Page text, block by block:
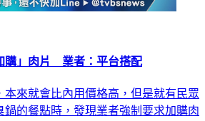
購」肉片 業者：平台搭配
本來就會比內用價格高，但是就有民眾
鍋的餐點時，發現業者強制要求加購肉